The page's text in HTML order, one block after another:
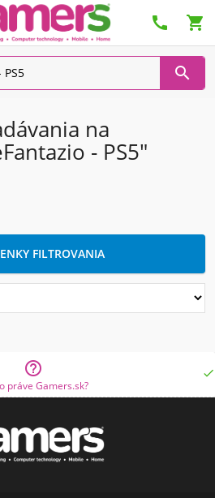
 

na
- PS5"
FILTROVANIA

práve Gamers.sk?
